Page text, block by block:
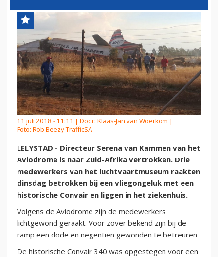
11 juli 2018 - 11:11 | Door: Klaas-Jan van Woerkom |
Foto: Rob Beezy TrafficSA
LELYSTAD - Directeur Serena van Kammen van het
Aviodrome is naar Zuid-Afrika vertrokken. Drie
medewerkers van het luchtvaartmuseum raakten
dinsdag betrokken bij een vliegongeluk met een
historische Convair en liggen in het ziekenhuis.
Volgens de Aviodrome zijn de medewerkers
lichtgewond geraakt. Voor zover bekend zijn bij de
ramp een dode en negentien gewonden te betreuren.
De historische Convair 340 was opgestegen voor een